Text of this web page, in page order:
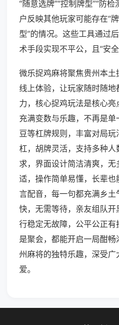
“随意选牌”“控制牌型”“防
户反映其他玩家可能存在“
型”的情况。这些工具通过
术手段实现不平公，且“安全
微乐捉鸡麻将聚焦贵州本
线上体验，让玩家随时随
力，核心捉鸡玩法是核心
充满变数与乐趣，不再是
豆等杠牌规则，丰富对局
杠，胡牌灵活，支持多种
求，界面设计简洁清爽，
适，操作简单易懂，长辈
言配音，每一句都充满乡
快，无需等待，亲友组队
行稳定无故障，公平公正
是聚会，都能开启一局酣
州麻将的独特乐趣，深受
爱。